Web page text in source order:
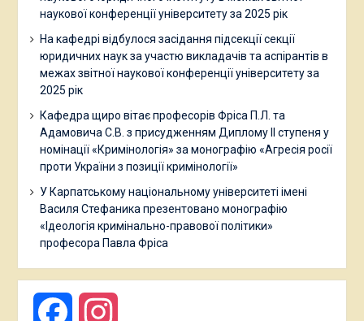
наукової конференції університету за 2025 рік
На кафедрі відбулося засідання підсекції секції
юридичних наук за участю викладачів та аспірантів в
межах звітної наукової конференції університету за
2025 рік
Кафедра щиро вітає професорів Фріса П.Л. та
Адамовича С.В. з присудженням Диплому ІІ ступеня у
номінації «Кримінологія» за монографію «Агресія росії
проти України з позиції кримінології»
У Карпатському національному університеті імені
Василя Стефаника презентовано монографію
«Ідеологія кримінально-правової політики»
професора Павла Фріса
Facebook